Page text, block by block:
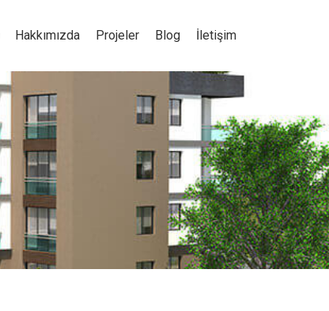
Hakkımızda Projeler Blog İletişim